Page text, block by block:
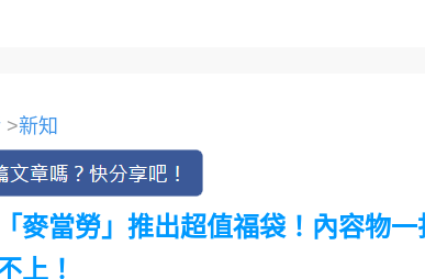
>新知
麥當勞」推出超值福袋！內容物
上！